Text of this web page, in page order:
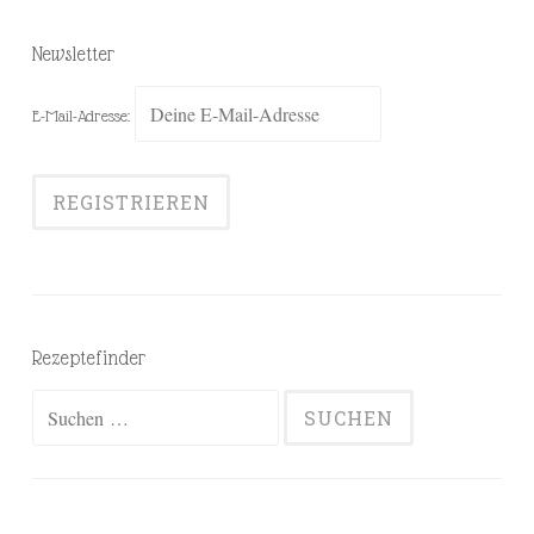
Newsletter
E-Mail-Adresse:
Rezeptefinder